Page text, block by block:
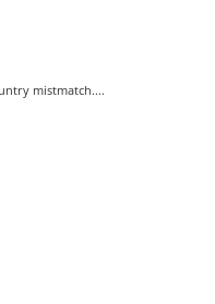
mistmatch....